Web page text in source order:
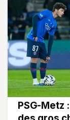
PSG-Metz